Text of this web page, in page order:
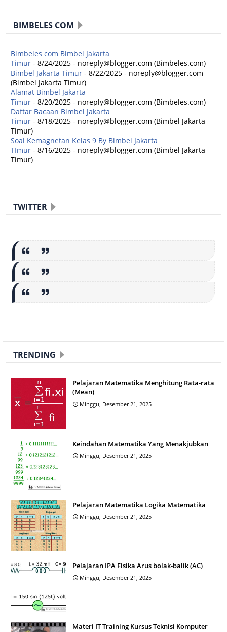
BIMBELES COM
Bimbeles com Bimbel Jakarta
Timur - 8/24/2025 - noreply@blogger.com (Bimbeles.com)
Bimbel Jakarta Timur - 8/22/2025 - noreply@blogger.com
(Bimbel Jakarta Timur)
Alamat Bimbel Jakarta
Timur - 8/20/2025 - noreply@blogger.com (Bimbeles.com)
Daftar Bacaan Bimbel Jakarta
Timur - 8/18/2025 - noreply@blogger.com (Bimbel Jakarta
Timur)
Soal Kemagnetan Kelas 9 By Bimbel Jakarta
TImur - 8/16/2025 - noreply@blogger.com (Bimbel Jakarta
Timur)
TWITTER
TRENDING
Pelajaran Matematika Menghitung Rata-rata
(Mean)
Minggu, Desember 21, 2025
Keindahan Matematika Yang Menakjubkan
Minggu, Desember 21, 2025
Pelajaran Matematika Logika Matematika
Minggu, Desember 21, 2025
Pelajaran IPA Fisika Arus bolak-balik (AC)
Minggu, Desember 21, 2025
Materi IT Training Kursus Teknisi Komputer